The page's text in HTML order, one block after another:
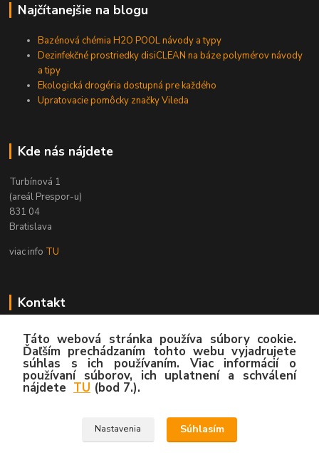
Najčítanejšie na blogu
Bazénová chémia H2O POOL návody a typy
Dezinfekčné prostriedky disiCLEAN na báze polymérov návody
a tipy
Ekologická drogéria dostupná pre každého
Upratovacie pomôcky značky Vileda
Kde nás nájdete
Turbínová 1
(areál Prespor-u)
831 04
Bratislava
viac info TU
Kontakt
Zákaznícka podpora
02/4445 8762
(Po-Pia, 8:00-15:30 hod.)
info@hygy.sk
Táto webová stránka používa súbory cookie.
Ďaľším prechádzaním tohto webu vyjadrujete
súhlas s ich používaním. Viac informácií o
používaní súborov, ich uplatnení a schválení
nájdete TU (bod 7.).
Nastavenia Súhlasím